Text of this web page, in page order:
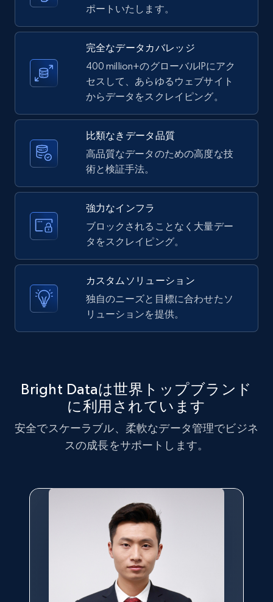
LinkedIn posts - Discover new posts
company URL
URL, ID, User id, Use url, Title, Headline, Post
text, Date posted, and more.
11.3K+ 1.5K+ 無料トライアル
X (formerly Twitter) - Posts
ID, User posted, Name, Description, Date
posted, Photos, URL, Quoted post, and more.
10.3K+ 1.2K+ 無料トライアル
X (formerly Twitter) - Posts - Collecting
Twitter posts URLs
ID, User posted, Name, Description, Date
X (formerly Twitter) - Posts - Getting x
posts by array of profiles
1.2K+ 無料トライアル
Account id, Nickname, Biography, Awg
ポートいたします。
完全なデータカバレッジ
400 million+のグローバルIPにアク
セスして、あらゆるウェブサイト
からデータをスクレイピング。
比類なきデータ品質
高品質なデータのための高度な技
術と検証手法。
強力なインフラ
ブロックされることなく大量デー
タをスクレイピング。
カスタムソリューション
独自のニーズと目標に合わせたソ
リューションを提供。
Bright Dataは世界トップブランド
に利用されています
安全でスケーラブル、柔軟なデータ管理でビジネ
スの成長をサポートします。